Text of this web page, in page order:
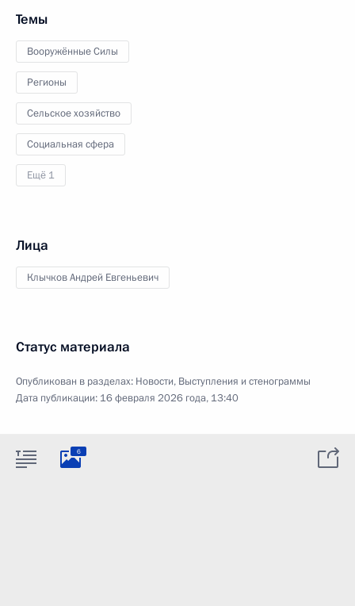
Темы
Вооружённые Силы
Регионы
Сельское хозяйство
Социальная сфера
Ещё 1
Лица
Клычков Андрей Евгеньевич
Статус материала
Опубликован в разделах: Новости, Выступления и стенограммы
Дата публикации: 16 февраля 2026 года, 13:40
6